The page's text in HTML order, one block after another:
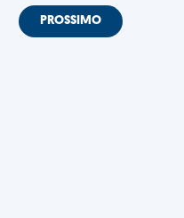
PROSSIMO